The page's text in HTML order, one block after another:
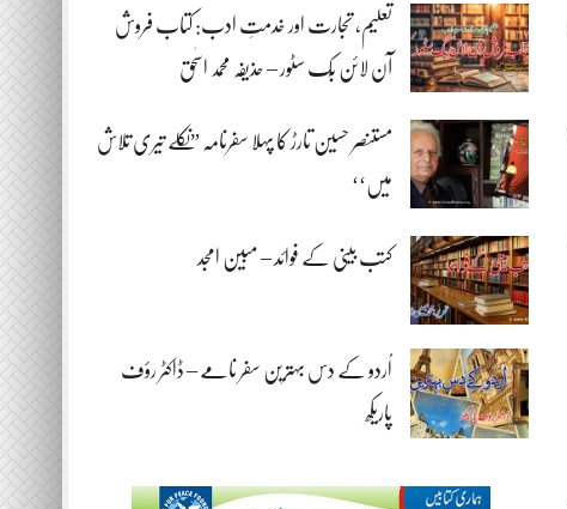
تعلیم، تجارت اور خدمتِ ادب: کتاب فروش
آن لائن بُک سٹور – حذیفہ محمد اسحٰق
مستنصر حسین تارڑ کا پہلا سفرنامہ ”نکلے تیری تلاش
میں‘‘
کتب بینی کے فوائد – مبین امجد
اُردو کے دس بہترین سفر نامے – ڈاکٹر رؤف
پاریکھ